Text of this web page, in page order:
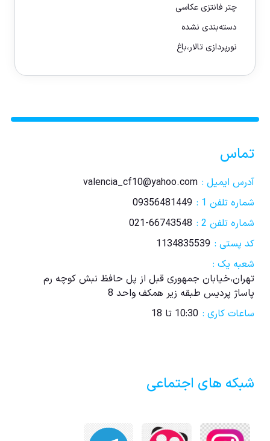
چتر فانتزی عکاسی
دسته‌بندی نشده
نورپردازی تالار،باغ
تماس
آدرس ایمیل : valencia_cf10@yahoo.com
شماره تلفن 1 :
09356481449
شماره تلفن 2 :
021-66743548
کد پستی : 1134835539
شعبه یک :
تهران،خیابان جمهوری قبل از پل حافظ نبش کوچه رم
پاساژ پردیس طبقه زیر همکف واحد 8
ساعات کاری : 10:30 تا 18
شبکه های اجتماعی